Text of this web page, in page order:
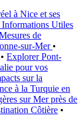
à Nice et ses
Utiles
de
sur-Mer •
• Explorer Pont-
pour vos
sur la
à la Turquie en
sur Mer près de
Côtière •